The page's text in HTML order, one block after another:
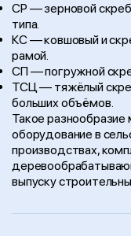
СР — зерновой
типа.
КС — ковшовый и
рамой.
СП — погружной
ТСЦ — тяжёлый
больших объёмов.
Такое разнообразие
оборудование в
производствах,
выпуску